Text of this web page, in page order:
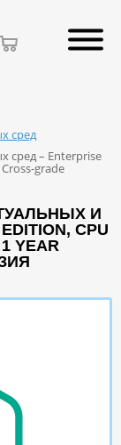
сред
сред – Enterprise
grade
И
CPU
YEAR